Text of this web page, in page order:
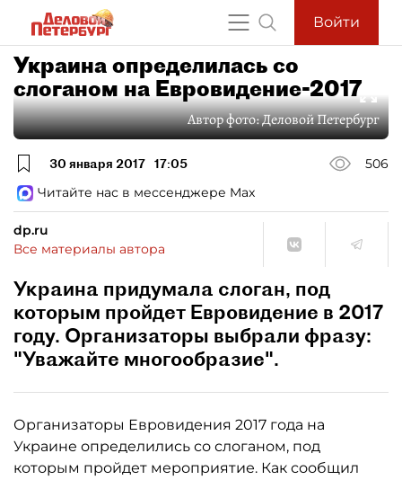
Войти
Украина определилась со
слоганом на Евровидение-2017
Автор фото:Деловой Петербург
30 января 2017 17:05
506
Читайте нас в мессенджере Max
dp.ru
Все материалы автора
Украина придумала слоган, под
которым пройдет Евровидение в 2017
году. Организаторы выбрали фразу:
"Уважайте многообразие".
Организаторы Евровидения 2017 года на
Украине определились со слоганом, под
которым пройдет мероприятие. Как сообщил